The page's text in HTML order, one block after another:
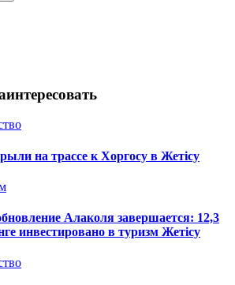
на трассе к Хоргосу в Жетісу
Алаколя завершается: 12,3
инвестировано в туризм Жетісу